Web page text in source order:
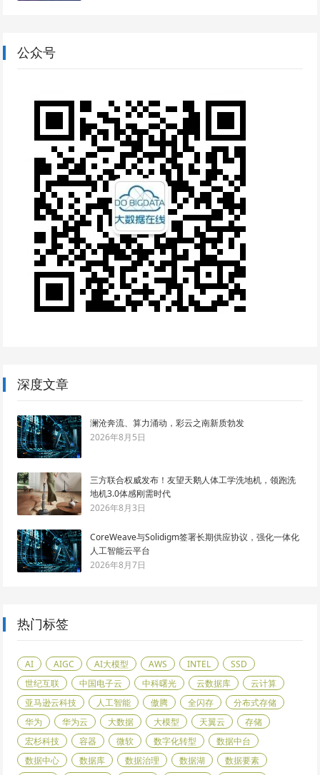
公众号
深度文章
澜沧奔流、算力涌动，彩云之南新质勃发
2026年8月5日
三方联合权威发布！友望天鹅人体工学洗地机，领跑洗
地机3.0体感刚需时代
2026年8月3日
CoreWeave与Solidigm签署长期供应协议，强化一体化
人工智能云平台
2026年8月7日
热门标签
AI AIGC AI大模型 AWS INTEL
SSD
世纪互联
中国电子云 中科曙光 云数据库
云计算
亚马逊云科技
人工智能 傲腾 全闪存
分布式存储
华为
华为云 大数据 大模型 天翼云
存储
宏杉科技
容器 微软 数字化转型
数据中台
数据中心
数据库 数据治理 数据湖
数据要素